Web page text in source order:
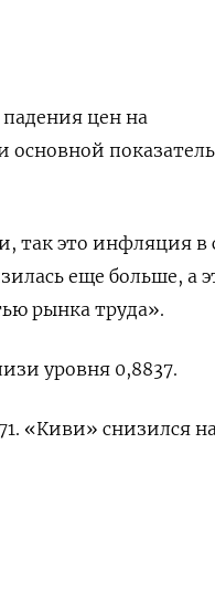
цен на
основной показатель
так это инфляция в
еще больше, а
рынка труда».
уровня 0,8837​.
«Киви» снизился